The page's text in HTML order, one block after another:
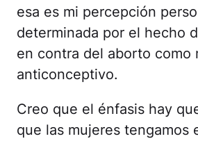
esa es mi percepción
determinada por el hecho
en contra del aborto como
anticonceptivo.
Creo que el énfasis hay
que las mujeres tengamos